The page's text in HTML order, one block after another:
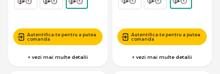
Autentifica-te pentru a putea
comanda
+ vezi mai multe detalii
Autentifica-te pentru a putea
comanda
+ vezi mai multe detalii